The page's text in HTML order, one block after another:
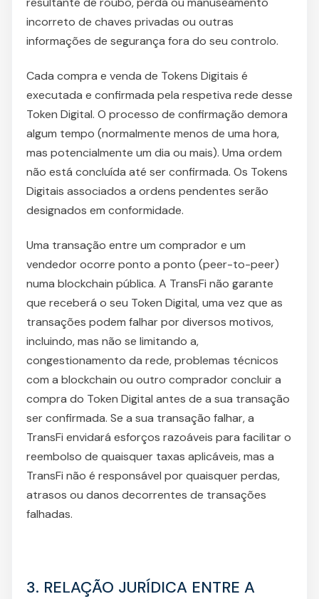
incorreto de chaves privadas ou outras
informações de segurança fora do seu controlo.
Cada compra e venda de Tokens Digitais é
executada e confirmada pela respetiva rede desse
Token Digital. O processo de confirmação demora
algum tempo (normalmente menos de uma hora,
mas potencialmente um dia ou mais). Uma ordem
não está concluída até ser confirmada. Os Tokens
Digitais associados a ordens pendentes serão
designados em conformidade.
Uma transação entre um comprador e um
vendedor ocorre ponto a ponto (peer-to-peer)
numa blockchain pública. A TransFi não garante
que receberá o seu Token Digital, uma vez que as
transações podem falhar por diversos motivos,
incluindo, mas não se limitando a,
congestionamento da rede, problemas técnicos
com a blockchain ou outro comprador concluir a
compra do Token Digital antes de a sua transação
ser confirmada. Se a sua transação falhar, a
TransFi envidará esforços razoáveis para facilitar o
reembolso de quaisquer taxas aplicáveis, mas a
TransFi não é responsável por quaisquer perdas,
atrasos ou danos decorrentes de transações
falhadas.
3. RELAÇÃO JURÍDICA ENTRE A